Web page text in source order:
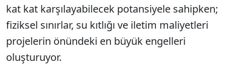
kat kat karşılayabilecek potansiyele sahipken;
fiziksel sınırlar, su kıtlığı ve iletim maliyetleri
projelerin önündeki en büyük engelleri
oluşturuyor.